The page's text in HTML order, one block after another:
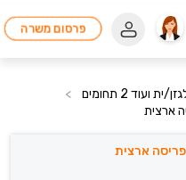
פרסום משרה
ית ועוד 2 תחומים
>
ארצית
ארצית